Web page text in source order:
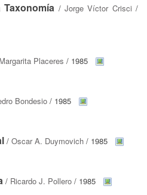
/Jorge Víctor Crisci /
Placeres / 1985
Bondesio / 1985
/ Oscar A. Duymovich / 1985
/ Ricardo J. Pollero / 1985